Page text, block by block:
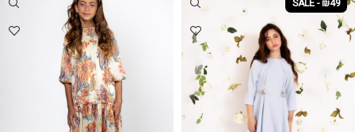
SALE - ₪49